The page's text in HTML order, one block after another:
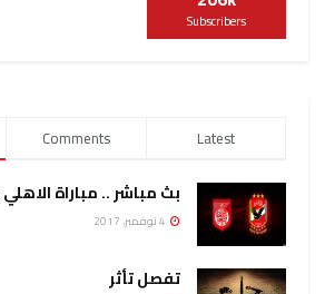
Subscribers
Comments Latest
بث مباشر .. مباراة الاهلي
تفصل تأثر